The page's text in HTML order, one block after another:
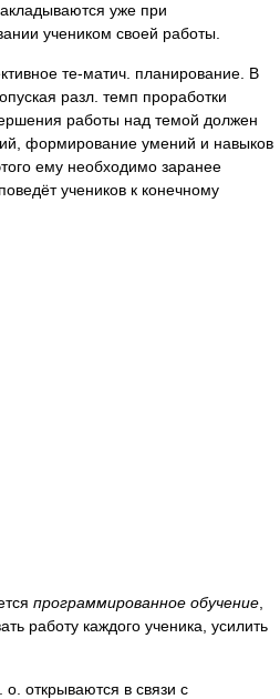
уже при
учеником своей работы.
те-матич. планирование. В
разл. темп проработки
работы над темой должен
формирование умений и навыков
ему необходимо заранее
учеников к конечному
программированное обучение
работу каждого ученика, усилить
открываются в связи с